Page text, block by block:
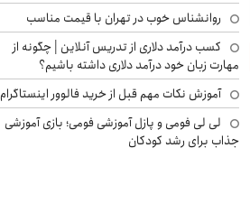
روانشناس خوب در تهران با قیمت مناسب
کسب درآمد دلاری از تدریس آنلاین | چگونه از
مهارت زبان خود درآمد دلاری داشته باشیم؟
آموزش نکات مهم قبل از خرید فالوور اینستاگرام
لی لی فومی و پازل آموزشی فومی؛ بازی آموزشی
جذاب برای رشد کودکان